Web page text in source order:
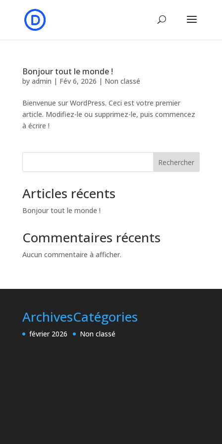
Bonjour tout le monde !
by admin | Fév 6, 2026 | Non classé
Bienvenue sur WordPress. Ceci est votre premier
article. Modifiez-le ou supprimez-le, puis commencez
à écrire !
Rechercher
Articles récents
Bonjour tout le monde !
Commentaires récents
Aucun commentaire à afficher.
Archives
février 2026
Catégories
Non classé